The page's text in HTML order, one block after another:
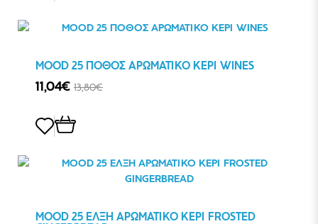
MOOD 25 ΠΟΘΟΣ ΑΡΩΜΑΤΙΚΟ ΚΕΡΙ WINES
11,04€ 13,80€
MOOD 25 ΕΛΞΗ ΑΡΩΜΑΤΙΚΟ ΚΕΡΙ FROSTED